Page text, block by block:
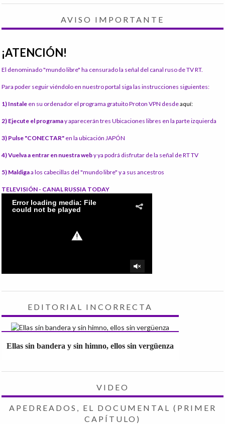
AVISO IMPORTANTE
¡ATENCIÓN!
El denominado "mundo libre" ha censurado la señal del canal ruso de TV RT.
Para poder seguir viéndolo en nuestro portal siga las instrucciones siguientes:
1) Instale en su ordenador el programa gratuito Proton VPN desdeaquí:
2) Ejecute el programay aparecerán tres Ubicaciones libres en la parte izquierda
3) Pulse "CONECTAR" en la ubicación JAPÓN
4) Vuelva a entrar en nuestra weby ya podrá disfrutar de la señal de RT TV
5) Maldigaa los cabecillas del "mundo libre" y a sus ancestros
TELEVISIÓN - CANAL RUSSIA TODAY
EDITORIAL INCORRECTA
Ellas sin bandera y sin himno, ellos sin vergüenza
VIDEO
APEDREADOS, EL DOCUMENTAL (PRIMER
CAPÍTULO)